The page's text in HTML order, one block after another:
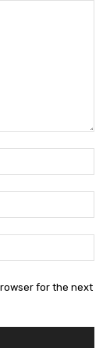
for the next